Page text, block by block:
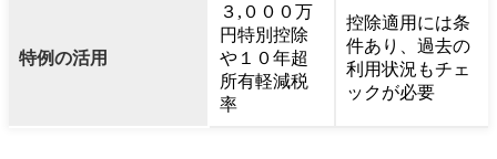
特例の活用
３,０００万
円特別控除
や１０年超
所有軽減税
率
控除適用には条
件あり、過去の
利用状況もチェ
ックが必要